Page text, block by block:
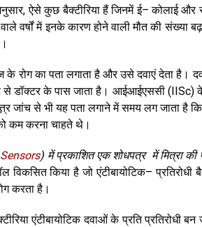
ऐसे कुछ बैक्टीरिया हैं जिनमें ई– कोलाई
वर्षों में इनके कारण होने वाली मौत की संख्या
के रोग का पता लगाता है और उसे दवाएं देता है।
से डॉक्टर के पास जाता है। आईआईएससी (IISc)
जांच से भी यह पता लगाने में समय लग जाता है कि
कम करना चाहते थे।
) में प्रकाशित एक शोधपत्र में मित्रा की
विकसित किया है जो एंटीबायोटिक–
करता है।
एंटीबायोटिक दवाओं के प्रति प्रतिरोधी